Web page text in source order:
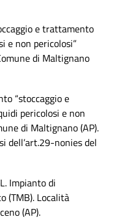
e trattamento
e non pericolosi”
di Maltignano
“stoccaggio e
pericolosi e non
di Maltignano (AP).
dell’art.29-nonies del
Impianto di
(TMB). Località
(AP).